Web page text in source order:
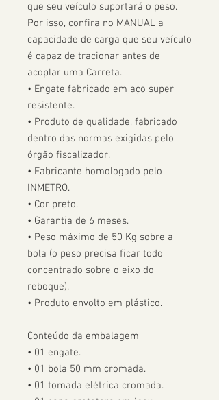
que seu veículo suportará o peso.
Por isso, confira no MANUAL a
capacidade de carga que seu veículo
é capaz de tracionar antes de
acoplar uma Carreta.
• Engate fabricado em aço super
resistente.
• Produto de qualidade, fabricado
dentro das normas exigidas pelo
órgão fiscalizador.
• Fabricante homologado pelo
INMETRO.
• Cor preto.
• Garantia de 6 meses.
• Peso máximo de 50 Kg sobre a
bola (o peso precisa ficar todo
concentrado sobre o eixo do
reboque).
• Produto envolto em plástico.
Conteúdo da embalagem
• 01 engate.
• 01 bola 50 mm cromada.
• 01 tomada elétrica cromada.